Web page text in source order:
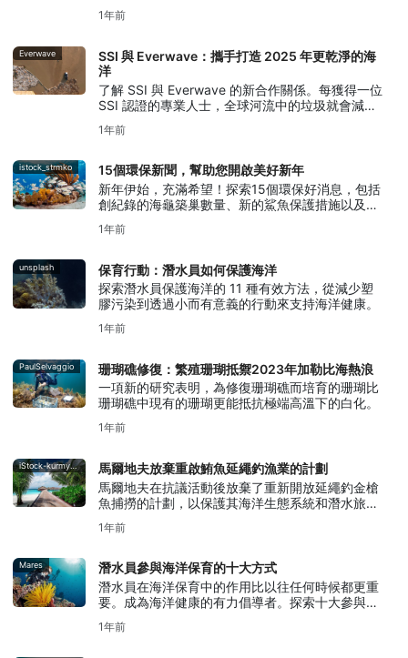
1年前
Everwave
SSI 與 Everwave：攜手打造 2025 年更乾淨的海
洋
了解 SSI 與 Everwave 的新合作關係。每獲得一位
SSI 認證的專業人士，全球河流中的垃圾就會減少
1年前
istock_strmko
15個環保新聞，幫助您開啟美好新年
新年伊始，充滿希望！探索15個環保好消息，包括
創紀錄的海龜築巢數量、新的鯊魚保護措施以及海
1年前
unsplash
保育行動：潛水員如何保護海洋
探索潛水員保護海洋的 11 種有效方法，從減少塑
膠污染到透過小而有意義的行動來支持海洋健康。
1年前
PaulSelvaggio
珊瑚礁修復：繁殖珊瑚抵禦2023年加勒比海熱浪
一項新的研究表明，為修復珊瑚礁而培育的珊瑚比
珊瑚礁中現有的珊瑚更能抵抗極端高溫下的白化。
1年前
iStock-kurmyshov
馬爾地夫放棄重啟鮪魚延繩釣漁業的計劃
馬爾地夫在抗議活動後放棄了重新開放延繩釣金槍
魚捕撈的計劃，以保護其海洋生態系統和潛水旅遊
1年前
Mares
潛水員參與海洋保育的十大方式
潛水員在海洋保育中的作用比以往任何時候都更重
要。成為海洋健康的有力倡導者。探索十大參與方
1年前